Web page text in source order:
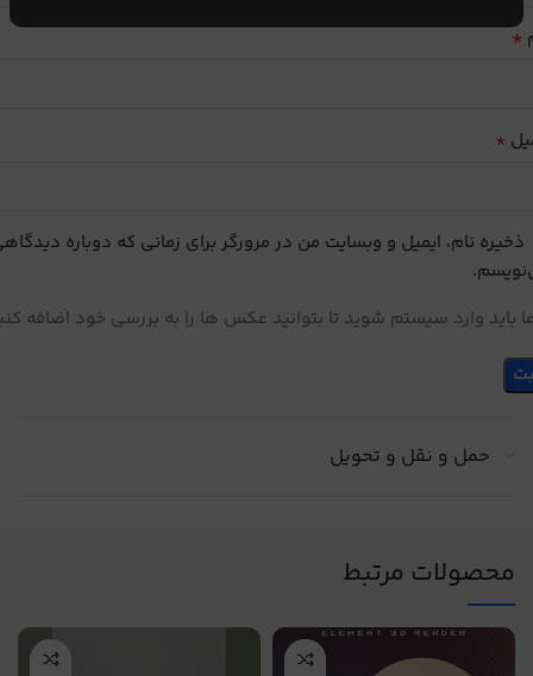
*
*
ذخیره نام، ایمیل و وبسایت من در مرورگر برای زمانی که دوباره
باید وارد سیستم شوید تا بتوانید عکس ها را به بررسی خود اضافه
حمل و نقل و تحویل
محصولات مرتبط